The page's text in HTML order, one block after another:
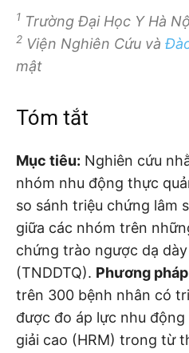
1 Trường Đại Học Y Hà
2 Viện Nghiên Cứu và
mật
Tóm tắt
Mục tiêu: Nghiên cứu
nhóm nhu động thực
so sánh triệu chứng lâm
giữa các nhóm trên
chứng trào ngược dạ
(TNDDTQ). Phương
trên 300 bệnh nhân có
được đo áp lực nhu
giải cao (HRM) trong từ